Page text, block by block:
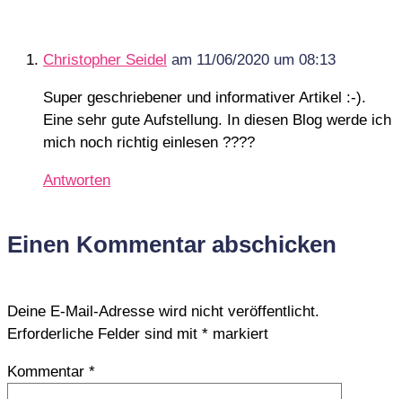
Christopher Seidel am 11/06/2020 um 08:13
Super geschriebener und informativer Artikel :-).
Eine sehr gute Aufstellung. In diesen Blog werde ich
mich noch richtig einlesen ????
Antworten
Einen Kommentar abschicken
Deine E-Mail-Adresse wird nicht veröffentlicht.
Erforderliche Felder sind mit * markiert
Kommentar *